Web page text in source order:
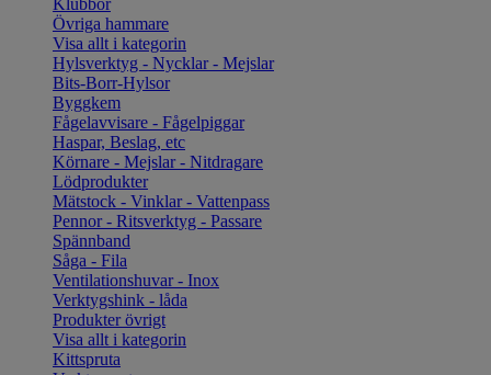
Klubbor
Övriga hammare
Visa allt i kategorin
Hylsverktyg - Nycklar - Mejslar
Bits-Borr-Hylsor
Byggkem
Fågelavvisare - Fågelpiggar
Haspar, Beslag, etc
Körnare - Mejslar - Nitdragare
Lödprodukter
Mätstock - Vinklar - Vattenpass
Pennor - Ritsverktyg - Passare
Spännband
Såga - Fila
Ventilationshuvar - Inox
Verktygshink - låda
Produkter övrigt
Visa allt i kategorin
Kittspruta